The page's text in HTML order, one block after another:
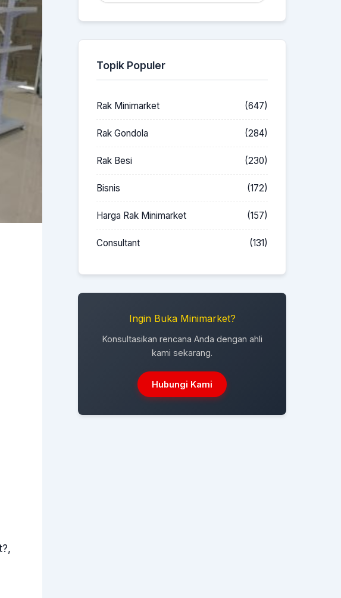
Topik Populer
Rak Minimarket (647)
Rak Gondola (284)
Rak Besi (230)
Bisnis (172)
Harga Rak Minimarket (157)
Consultant (131)
Ingin Buka Minimarket?
Konsultasikan rencana Anda dengan ahli
kami sekarang.
Hubungi Kami